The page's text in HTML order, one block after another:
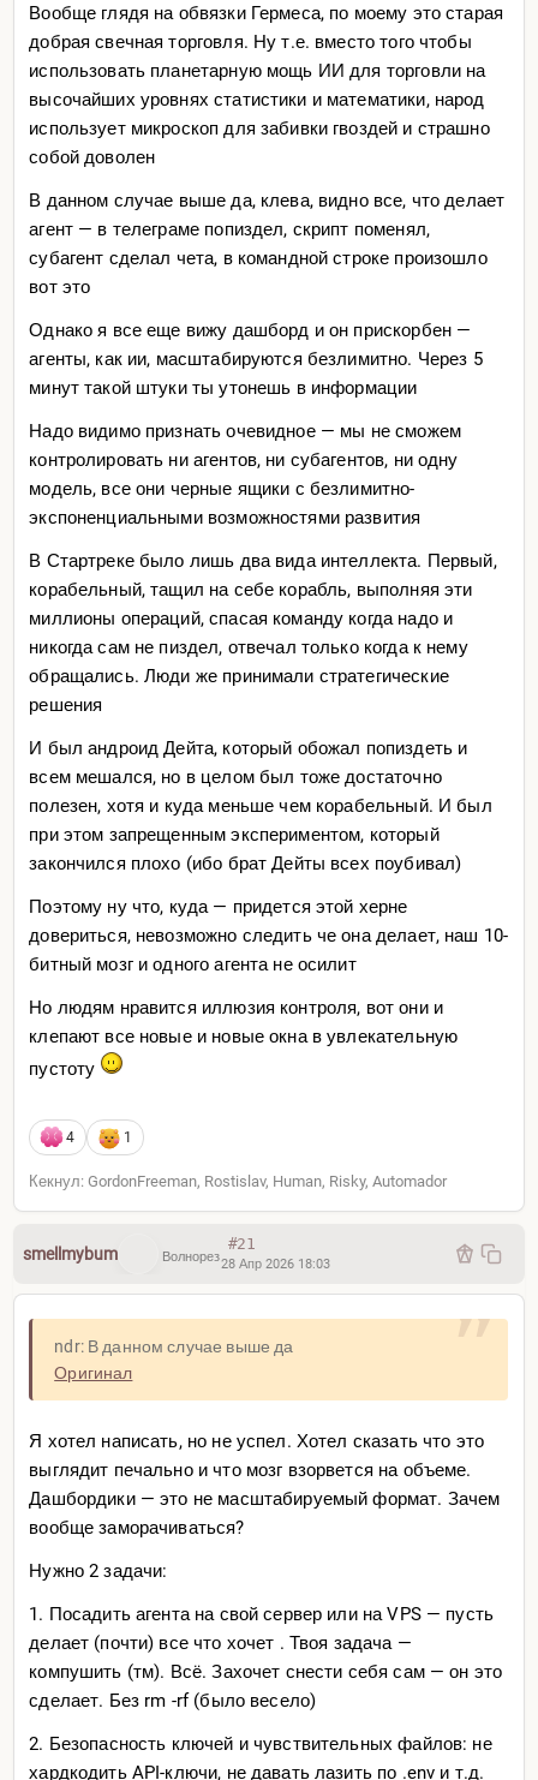
Вообще глядя на обвязки Гермеса, по моему это старая
добрая свечная торговля. Ну т.е. вместо того чтобы
использовать планетарную мощь ИИ для торговли на
высочайших уровнях статистики и математики, народ
использует микроскоп для забивки гвоздей и страшно
собой доволен
В данном случае выше да, клева, видно все, что делает
агент — в телеграме попиздел, скрипт поменял,
субагент сделал чета, в командной строке произошло
вот это
Однако я все еще вижу дашборд и он прискорбен —
агенты, как ии, масштабируются безлимитно. Через 5
минут такой штуки ты утонешь в информации
Надо видимо признать очевидное — мы не сможем
контролировать ни агентов, ни субагентов, ни одну
модель, все они черные ящики с безлимитно-
экспоненциальными возможностями развития
В Стартреке было лишь два вида интеллекта. Первый,
корабельный, тащил на себе корабль, выполняя эти
миллионы операций, спасая команду когда надо и
никогда сам не пиздел, отвечал только когда к нему
обращались. Люди же принимали стратегические
решения
И был андроид Дейта, который обожал попиздеть и
всем мешался, но в целом был тоже достаточно
полезен, хотя и куда меньше чем корабельный. И был
при этом запрещенным экспериментом, который
закончился плохо (ибо брат Дейты всех поубивал)
Поэтому ну что, куда — придется этой херне
довериться, невозможно следить че она делает, наш 10-
битный мозг и одного агента не осилит
Но людям нравится иллюзия контроля, вот они и
клепают все новые и новые окна в увлекательную
пустоту
4 1
Кекнул: GordonFreeman, Rostislav, Human, Risky, Automador
smellmybum Волнорез
#21
28 Апр 2026 18:03
ndr: В данном случае выше да
Оригинал
Я хотел написать, но не успел. Хотел сказать что это
выглядит печально и что мозг взорвется на объеме.
Дашбордики — это не масштабируемый формат. Зачем
вообще заморачиваться?
Нужно 2 задачи:
1. Посадить агента на свой сервер или на VPS — пусть
делает (почти) все что хочет . Твоя задача —
компушить (тм). Всё. Захочет снести себя сам — он это
сделает. Без rm -rf (было весело)
2. Безопасность ключей и чувствительных файлов: не
хардкодить API-ключи, не давать лазить по .env и т.д.